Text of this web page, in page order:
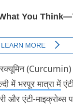
(Curcumin)
में भरपूर मात्रा में
और एंटी-माइक्रोब्स